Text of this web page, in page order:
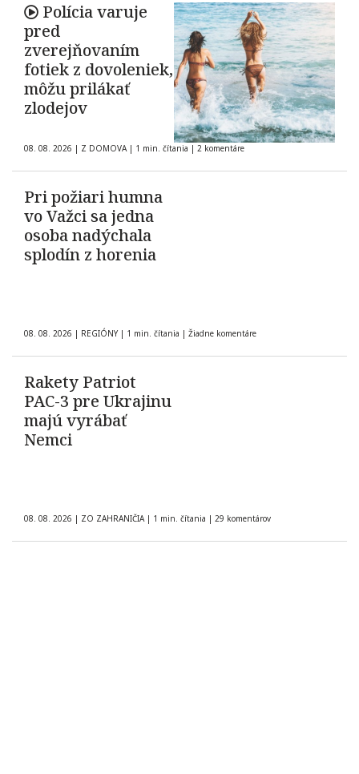
Polícia varuje
pred
zverejňovaním
fotiek z dovoleniek,
môžu prilákať
zlodejov
08. 08. 2026 | Z DOMOVA | 1 min. čítania | 2 komentáre
Pri požiari humna
vo Važci sa jedna
osoba nadýchala
splodín z horenia
08. 08. 2026 | REGIÓNY | 1 min. čítania | Žiadne komentáre
Rakety Patriot
PAC-3 pre Ukrajinu
majú vyrábať
Nemci
08. 08. 2026 | ZO ZAHRANIČIA | 1 min. čítania | 29 komentárov